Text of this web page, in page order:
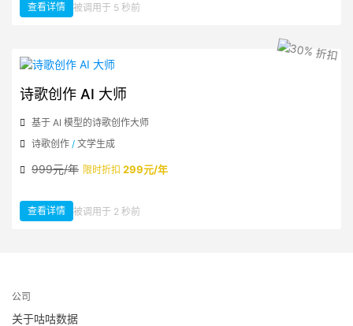
查看详情：儿童故事创作大师
被调用于 5 秒前
诗歌创作 AI 大师
基于 AI 模型的诗歌创作大师
诗歌创作 / 文学生成
999元/年 限时折扣 299元/年
查看详情：诗歌创作 AI 大师
被调用于 2 秒前
公司
关于咕咕数据